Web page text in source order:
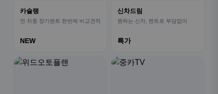
카슐랭
전 차종 장기렌트 한번에 비교견적
NEW
신차드림
원하는 신차, 렌트로 부담없이
특가